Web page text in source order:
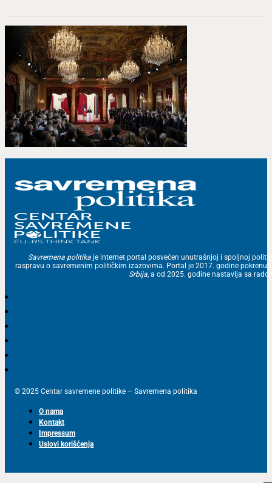
Savremena politika je internet portal posvećen unutrašnjoj i spoljnoj
raspravu o savremenim političkim izazovima. Portal je 2017. godine
Srbija, a od 2025. godine nastavlja sa
© 2025 Centar savremene politike – Savremena politika
O nama
Kontakt
Impressum
Uslovi korišćenja